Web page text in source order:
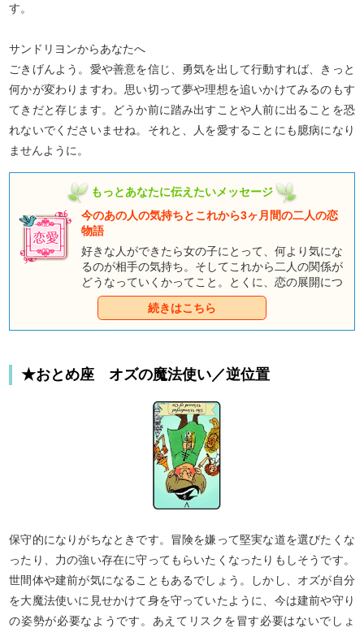
す。
サンドリヨンからあなたへ
ごきげんよう。愛や善意を信じ、勇気を出して行動すれば、きっと
何かが変わりますわ。思い切って夢や理想を追いかけてみるのもす
てきだと存じます。どうか前に踏み出すことや人前に出ることを恐
れないでくださいませね。それと、人を愛することにも臆病になり
ませんように。
もっとあなたに伝えたいメッセージ
今のあの人の気持ちとこれから3ヶ月間の二人の恋
物語
好きな人ができたら女の子にとって、何より気にな
るのが相手の気持ち。そしてこれから二人の関係が
どうなっていくかってこと。とくに、恋の展開につ
いては早く知りたいですよね。ここでは、3ヶ月と
いう期間を絞って占っていきます。
続きはこちら
★おとめ座 オズの魔法使い／逆位置
保守的になりがちなときです。冒険を嫌って堅実な道を選びたくな
ったり、力の強い存在に守ってもらいたくなったりもしそうです。
世間体や建前が気になることもあるでしょう。しかし、オズが自分
を大魔法使いに見せかけて身を守っていたように、今は建前や守り
の姿勢が必要なようです。あえてリスクを冒す必要はないでしょ